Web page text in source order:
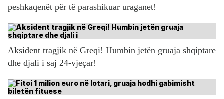
peshkaqenët për të parashikuar uraganet!
Aksident tragjik në Greqi! Humbin jetën gruaja shqiptare
dhe djali i saj 24-vjeçar!